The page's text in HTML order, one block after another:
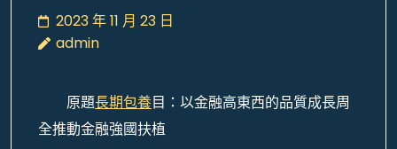
2023 年 11 月 23 日
admin
原題長期包養目：以金融高東西的品質成長周
全推動金融強國扶植